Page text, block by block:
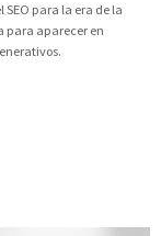
para la era de la
para aparecer en